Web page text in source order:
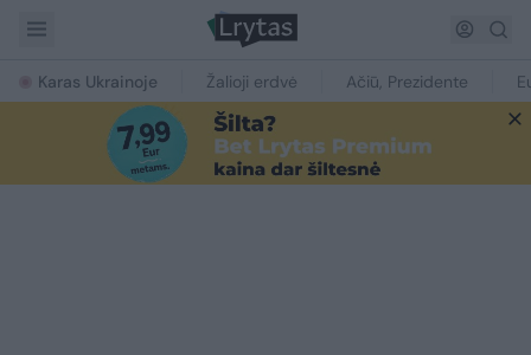
Karas Ukrainoje Žalioji erdvė Ačiū, Prezidente